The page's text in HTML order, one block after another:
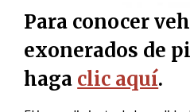
Para conocer
exonerados de
haga clic aquí.